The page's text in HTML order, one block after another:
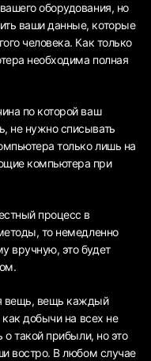
оборудования, но
ваши данные, которые
человека. Как только
необходима полная
по которой ваш
не нужно списывать
только лишь на
компьютера при
процесс в
то немедленно
вручную, это будет
вещь, вещь каждый
как добычи на всех не
о такой прибыли, но это
востро. В любом случае